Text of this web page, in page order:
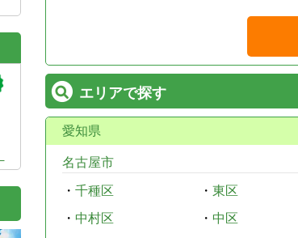
エリアで探す
愛知県
名古屋市
・ 千種区 ・ 東区
・ 中村区 ・ 中区